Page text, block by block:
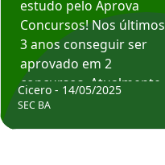
estudo pelo Aprova
Concursos! Nos últimos
3 anos conseguir ser
aprovado em 2
concursos. Atualmente,
estou atuando como
Cicero - 14/05/2025
SEC BA